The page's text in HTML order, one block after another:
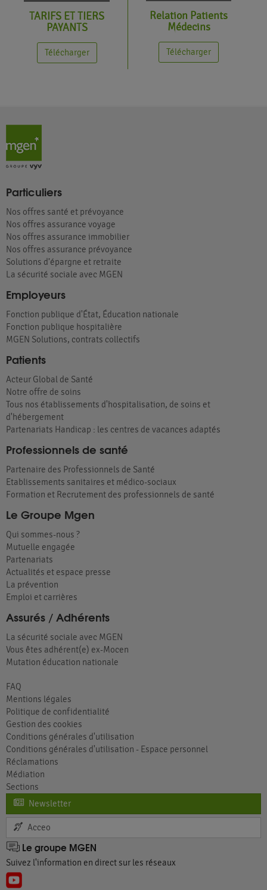
TARIFS ET TIERS
PAYANTS
Télécharger
Relation Patients
Médecins
Télécharger
Particuliers
Nos offres santé et prévoyance
Nos offres assurance voyage
Nos offres assurance immobilier
Nos offres assurance prévoyance
Solutions d’épargne et retraite
La sécurité sociale avec MGEN
Employeurs
Fonction publique d'État, Éducation nationale
Fonction publique hospitalière
MGEN Solutions, contrats collectifs
Patients
Acteur Global de Santé
Notre offre de soins
Tous nos établissements d'hospitalisation, de soins et
d'hébergement
Partenariats Handicap : les centres de vacances adaptés
Professionnels de santé
Partenaire des Professionnels de Santé
Etablissements sanitaires et médico-sociaux
Formation et Recrutement des professionnels de santé
Le Groupe Mgen
Qui sommes-nous ?
Mutuelle engagée
Partenariats
Actualités et espace presse
La prévention
Emploi et carrières
Assurés / Adhérents
La sécurité sociale avec MGEN
Vous êtes adhérent(e) ex-Mocen
Mutation éducation nationale
FAQ
Mentions légales
Politique de confidentialité
Gestion des cookies
Conditions générales d'utilisation
Conditions générales d'utilisation - Espace personnel
Réclamations
Médiation
Sections
Newsletter
Acceo
Le groupe MGEN
Suivez l'information en direct sur les réseaux